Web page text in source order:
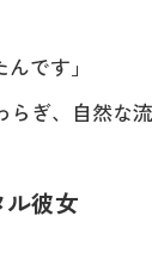
です」
ぎ、自然な
彼女